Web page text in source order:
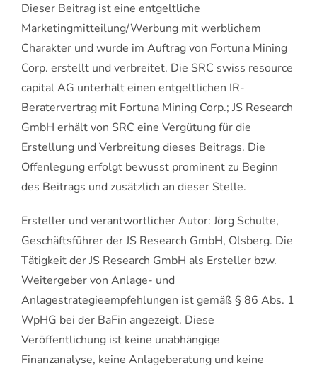
Dieser Beitrag ist eine entgeltliche
Marketingmitteilung/Werbung mit werblichem
Charakter und wurde im Auftrag von Fortuna Mining
Corp. erstellt und verbreitet. Die SRC swiss resource
capital AG unterhält einen entgeltlichen IR-
Beratervertrag mit Fortuna Mining Corp.; JS Research
GmbH erhält von SRC eine Vergütung für die
Erstellung und Verbreitung dieses Beitrags. Die
Offenlegung erfolgt bewusst prominent zu Beginn
des Beitrags und zusätzlich an dieser Stelle.
Ersteller und verantwortlicher Autor: Jörg Schulte,
Geschäftsführer der JS Research GmbH, Olsberg. Die
Tätigkeit der JS Research GmbH als Ersteller bzw.
Weitergeber von Anlage- und
Anlagestrategieempfehlungen ist gemäß § 86 Abs. 1
WpHG bei der BaFin angezeigt. Diese
Veröffentlichung ist keine unabhängige
Finanzanalyse, keine Anlageberatung und keine